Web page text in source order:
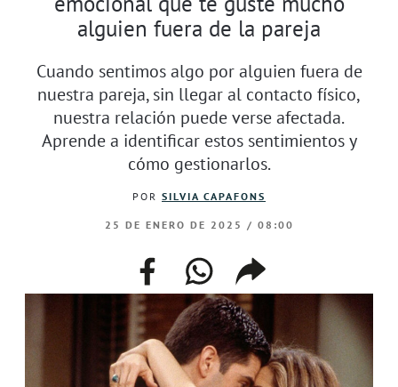
alguien fuera de la pareja
Cuando sentimos algo por alguien fuera de
nuestra pareja, sin llegar al contacto físico,
nuestra relación puede verse afectada.
Aprende a identificar estos sentimientos y
cómo gestionarlos.
POR SILVIA CAPAFONS
25 DE ENERO DE 2025 / 08:00
facebookwhatsappcompartir
enlace